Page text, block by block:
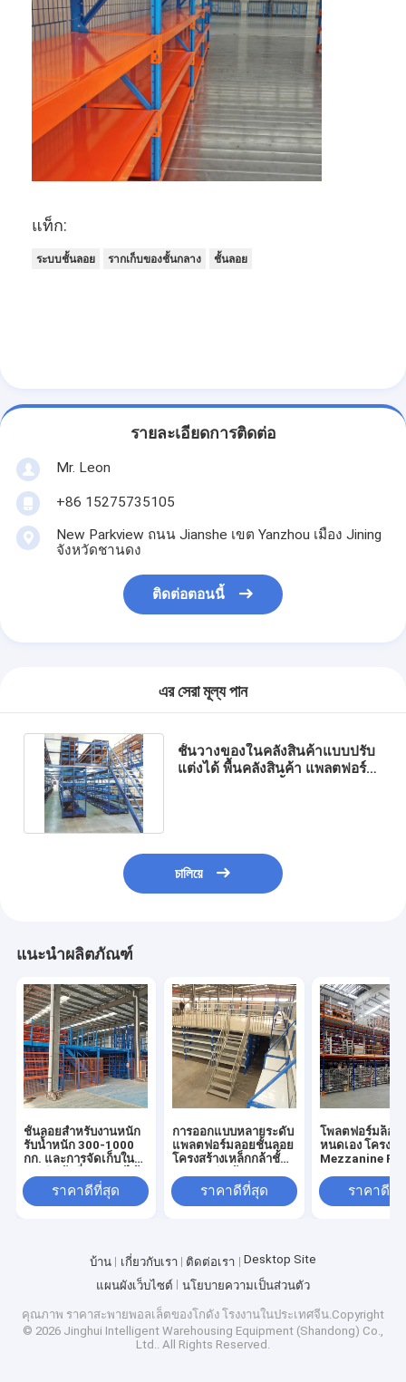
ชั้นวางชั้นลอย
แพลตฟอร์มโครงสร้างเหล็ก
พาเลทพลาสติก HDPE
พาเลทเหล็ก
พาเล็ตอลูมิเนียม
กรงเครือสาย
แท็ก:
ระบบชั้นลอย รากเก็บของชั้นกลาง ชั้นลอย
รายละเอียดการติดต่อ
Mr. Leon
+86 15275735105
New Parkview ถนน Jianshe เขต Yanzhou เมือง Jining
จังหวัดชานดง
ติดต่อตอนนี้
এর সেরা মূল্য পান
ชั้นวางของในคลังสินค้าแบบปรับ
แต่งได้ พื้นคลังสินค้า แพลตฟอร์ม
চালিয়ে
แนะนำผลิตภัณฑ์
ชั้นลอยสำหรับงานหนัก
รับน้ำหนัก 300-1000
กก. และการจัดเก็บใน
ราคาดีที่สุด
การออกแบบหลายระดับ
แพลตฟอร์มลอยชั้นลอย
โครงสร้างเหล็กกล้าชั้น
จากโรงงานราคาดีที่สุด
โพลตฟอร์มล็อฟ
หนดเอง โครงส
Mezzanine
ราคาดีที่
บ้าน เกี่ยวกับเรา ติดต่อเรา
Desktop Site
แผนผังเว็บไซต์
นโยบายความเป็นส่วนตัว
คุณภาพ ราคาสะพายพอลเล็ตของโกดัง โรงงานในประเทศจีน.Copyright
© 2026 Jinghui Intelligent Warehousing Equipment (Shandong) Co.,
Ltd.. All Rights Reserved.